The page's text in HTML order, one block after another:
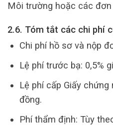
Môi trường hoặc các đơn
2.6. Tóm tắt các chi phí
Chi phí hồ sơ và nộp
Lệ phí trước bạ: 0,5%
Lệ phí cấp Giấy chứng
đồng.
Phí thẩm định: Tùy